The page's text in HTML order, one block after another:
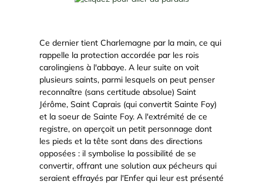
Ce dernier tient Charlemagne par la main, ce qui
rappelle la protection accordée par les rois
carolingiens à l'abbaye. A leur suite on voit
plusieurs saints, parmi lesquels on peut penser
reconnaître (sans certitude absolue) Saint
Jérôme, Saint Caprais (qui convertit Sainte Foy)
et la soeur de Sainte Foy. A l'extrémité de ce
registre, on aperçoit un petit personnage dont
les pieds et la tête sont dans des directions
opposées : il symbolise la possibilité de se
convertir, offrant une solution aux pécheurs qui
seraient effrayés par l'Enfer qui leur est présenté